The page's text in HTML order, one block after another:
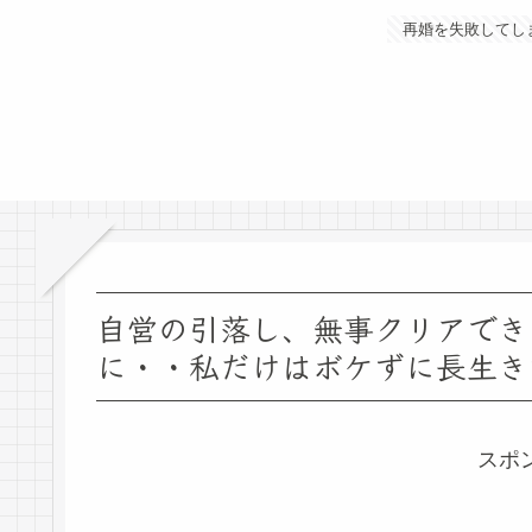
再婚を失敗してし
自営の引落し、無事クリアで
に・・私だけはボケずに長生
スポ